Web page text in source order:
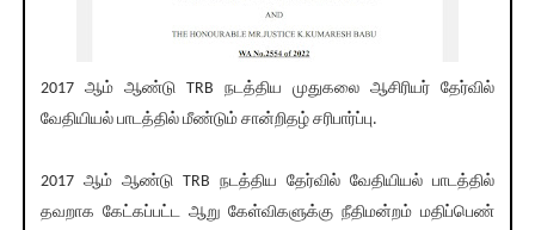
2017 ஆம் ஆண்டு TRB நடத்திய முதுகலை ஆசிரியர் தேர்வில்
வேதியியல் பாடத்தில் மீண்டும் சான்றிதழ் சரிபார்ப்பு.
2017 ஆம் ஆண்டு TRB நடத்திய தேர்வில் வேதியியல் பாடத்தில்
தவறாக கேட்கப்பட்ட ஆறு கேள்விகளுக்கு நீதிமன்றம் மதிப்பெண்